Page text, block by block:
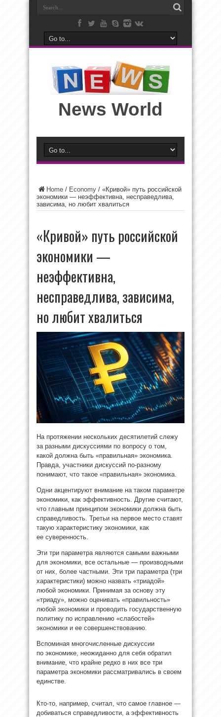
News World
Home / Economy / «Кривой» путь российской
экономики — неэффективна, несправедлива,
зависима, но любит хвалиться
«Кривой» путь российской
экономики —
неэффективна,
несправедлива, зависима,
но любит хвалиться
На протяжении нескольких десятилетий слежу
за разными дискуссиями по вопросу о том,
какой должна быть «правильная» экономика.
Правда, участники дискуссий по-разному
понимают, что такое «правильная» экономика.
Одни акцентируют внимание на таком параметре
экономики, как эффективность. Другие считают,
что главным принципом экономики должна быть
справедливость. Третьи на первое место ставят
такую характеристику экономики, как
ее суверенность.
Эти три параметра являются самыми важными
для экономики, все остальные — производными
от них, более частными. Эти три параметра (три
характеристики) можно назвать «триадой»
любой экономики. Принимая за основу эту
«триаду», можно оценивать «правильность»
любой экономики и проводить государственную
политику по исправлению «слабостей»
экономики и ее совершенствованию.
Вспоминая многочисленные дискуссии
по экономике, неожиданно для себя обратил
внимание, что крайне редко в них все три
параметра экономики рассматривались в своем
единстве.
Кто-то, например, считал, что самое главное —
добиваться справедливости, а эффективность